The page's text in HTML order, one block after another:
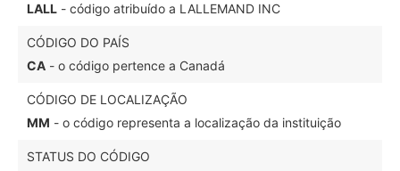
LALL - código atribuído a LALLEMAND INC
CÓDIGO DO PAÍS
CA - o código pertence a Canadá
CÓDIGO DE LOCALIZAÇÃO
MM - o código representa a localização da instituição
STATUS DO CÓDIGO